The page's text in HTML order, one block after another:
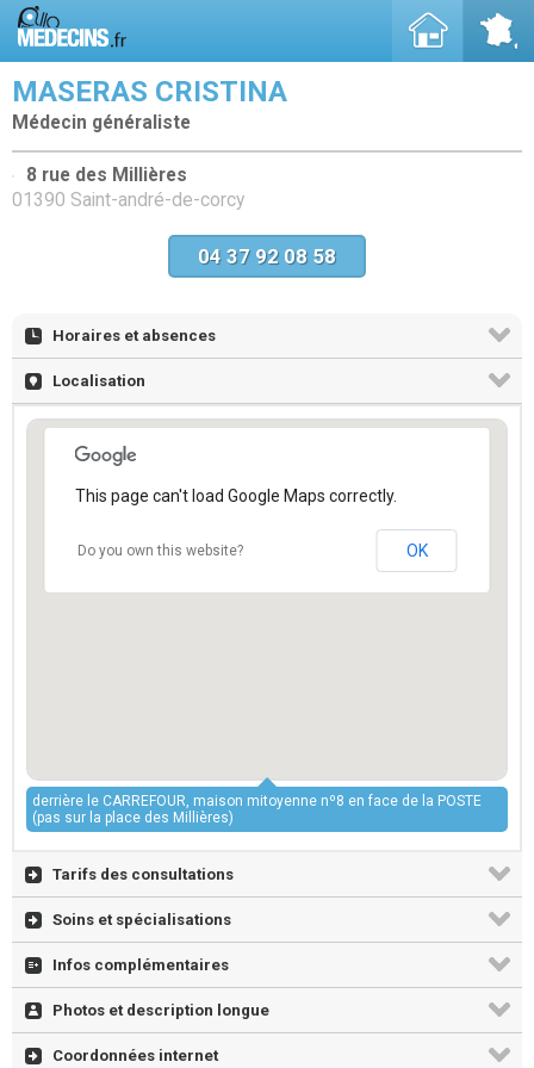
MASERAS CRISTINA
Médecin généraliste
8 rue des Millières
01390 Saint-andré-de-corcy
04 37 92 08 58
Horaires et absences
Localisation
This page can't load Google Maps correctly.
Do you own this website? OK
derrière le CARREFOUR, maison mitoyenne nº8 en face de la POSTE
(pas sur la place des Millières)
Tarifs des consultations
Soins et spécialisations
Infos complémentaires
Photos et description longue
Coordonnées internet